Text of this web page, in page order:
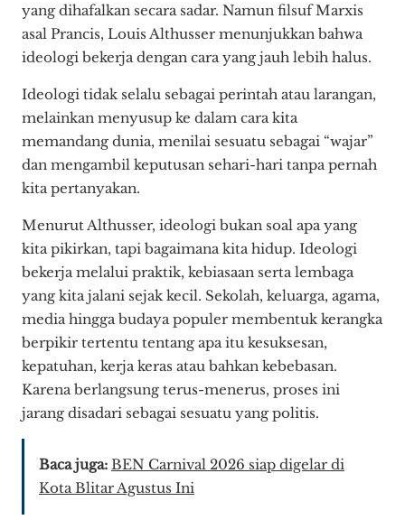
yang dihafalkan secara sadar. Namun filsuf Marxis
asal Prancis, Louis Althusser menunjukkan bahwa
ideologi bekerja dengan cara yang jauh lebih halus.
Ideologi tidak selalu sebagai perintah atau larangan,
melainkan menyusup ke dalam cara kita
memandang dunia, menilai sesuatu sebagai “wajar”
dan mengambil keputusan sehari-hari tanpa pernah
kita pertanyakan.
Menurut Althusser, ideologi bukan soal apa yang
kita pikirkan, tapi bagaimana kita hidup. Ideologi
bekerja melalui praktik, kebiasaan serta lembaga
yang kita jalani sejak kecil. Sekolah, keluarga, agama,
media hingga budaya populer membentuk kerangka
berpikir tertentu tentang apa itu kesuksesan,
kepatuhan, kerja keras atau bahkan kebebasan.
Karena berlangsung terus-menerus, proses ini
jarang disadari sebagai sesuatu yang politis.
Baca juga: BEN Carnival 2026 siap digelar di
Kota Blitar Agustus Ini